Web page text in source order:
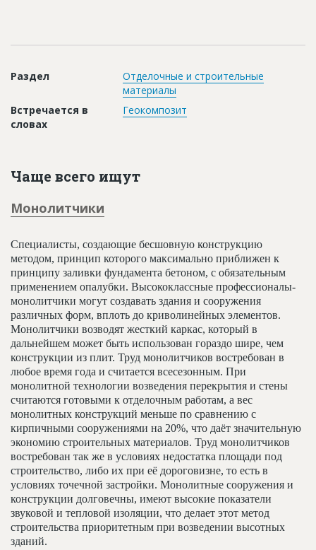
Личный кабинет
Раздел
Отделочные и строительные
материалы
Встречается в
словах
Геокомпозит
Чаще всего ищут
Монолитчики
Специалисты, создающие бесшовную конструкцию
методом, принцип которого максимально приближен к
принципу заливки фундамента бетоном, с обязательным
применением опалубки. Высококлассные профессионалы-
монолитчики могут создавать здания и сооружения
различных форм, вплоть до криволинейных элементов.
Монолитчики возводят жесткий каркас, который в
дальнейшем может быть использован гораздо шире, чем
конструкции из плит. Труд монолитчиков востребован в
любое время года и считается всесезонным. При
монолитной технологии возведения перекрытия и стены
считаются готовыми к отделочным работам, а вес
монолитных конструкций меньше по сравнению с
кирпичными сооружениями на 20%, что даёт значительную
экономию строительных материалов. Труд монолитчиков
востребован так же в условиях недостатка площади под
строительство, либо их при её дороговизне, то есть в
условиях точечной застройки. Монолитные сооружения и
конструкции долговечны, имеют высокие показатели
звуковой и тепловой изоляции, что делает этот метод
строительства приоритетным при возведении высотных
зданий.